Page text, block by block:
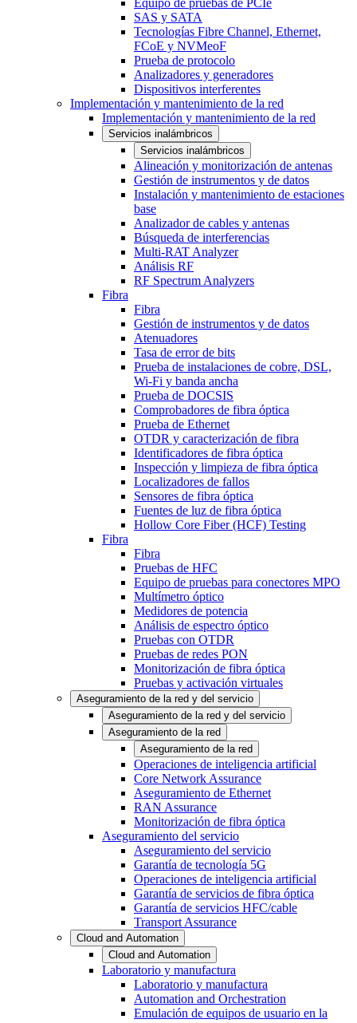
Equipo de pruebas de PCIe
SAS y SATA
Tecnologías Fibre Channel, Ethernet,
FCoE y NVMeoF
Prueba de protocolo
Analizadores y generadores
Dispositivos interferentes
Implementación y mantenimiento de la red
Implementación y mantenimiento de la red
Servicios inalámbricos
Servicios inalámbricos
Alineación y monitorización de antenas
Gestión de instrumentos y de datos
Instalación y mantenimiento de estaciones
base
Analizador de cables y antenas
Búsqueda de interferencias
Multi-RAT Analyzer
Análisis RF
RF Spectrum Analyzers
Fibra
Fibra
Gestión de instrumentos y de datos
Atenuadores
Tasa de error de bits
Prueba de instalaciones de cobre, DSL,
Wi-Fi y banda ancha
Prueba de DOCSIS
Comprobadores de fibra óptica
Prueba de Ethernet
OTDR y caracterización de fibra
Identificadores de fibra óptica
Inspección y limpieza de fibra óptica
Localizadores de fallos
Sensores de fibra óptica
Fuentes de luz de fibra óptica
Hollow Core Fiber (HCF) Testing
Fibra
Fibra
Pruebas de HFC
Equipo de pruebas para conectores MPO
Multímetro óptico
Medidores de potencia
Análisis de espectro óptico
Pruebas con OTDR
Pruebas de redes PON
Monitorización de fibra óptica
Pruebas y activación virtuales
Aseguramiento de la red y del servicio
Aseguramiento de la red y del servicio
Aseguramiento de la red
Aseguramiento de la red
Operaciones de inteligencia artificial
Core Network Assurance
Aseguramiento de Ethernet
RAN Assurance
Monitorización de fibra óptica
Aseguramiento del servicio
Aseguramiento del servicio
Garantía de tecnología 5G
Operaciones de inteligencia artificial
Garantía de servicios de fibra óptica
Garantía de servicios HFC/cable
Transport Assurance
Cloud and Automation
Cloud and Automation
Laboratorio y manufactura
Laboratorio y manufactura
Automation and Orchestration
Emulación de equipos de usuario en la